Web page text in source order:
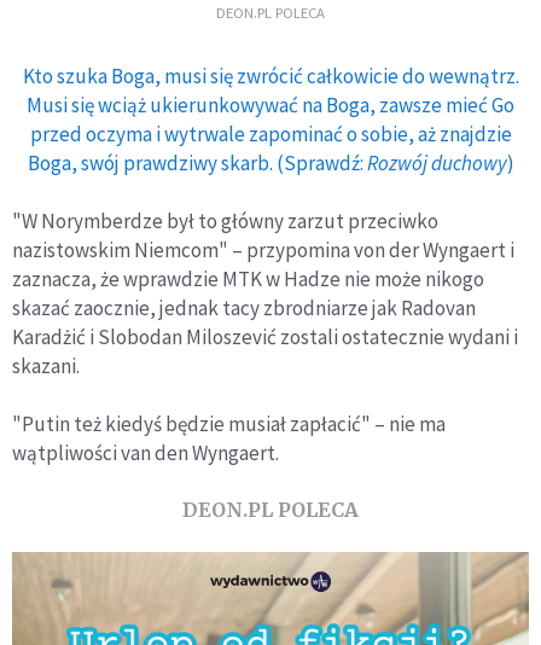
DEON.PL POLECA
Kto szuka Boga, musi się zwrócić całkowicie do wewnątrz.
Musi się wciąż ukierunkowywać na Boga, zawsze mieć Go
przed oczyma i wytrwale zapominać o sobie, aż znajdzie
Boga, swój prawdziwy skarb. (Sprawdź:Rozwój duchowy)
"W Norymberdze był to główny zarzut przeciwko
nazistowskim Niemcom" – przypomina von der Wyngaert i
zaznacza, że wprawdzie MTK w Hadze nie może nikogo
skazać zaocznie, jednak tacy zbrodniarze jak Radovan
Karadżić i Slobodan Miloszević zostali ostatecznie wydani i
skazani.
"Putin też kiedyś będzie musiał zapłacić" – nie ma
wątpliwości van den Wyngaert.
DEON.PL POLECA